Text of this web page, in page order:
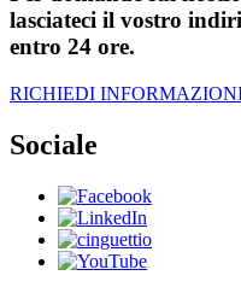
lasciateci il vostro
entro 24 ore.
RICHIEDI
Sociale